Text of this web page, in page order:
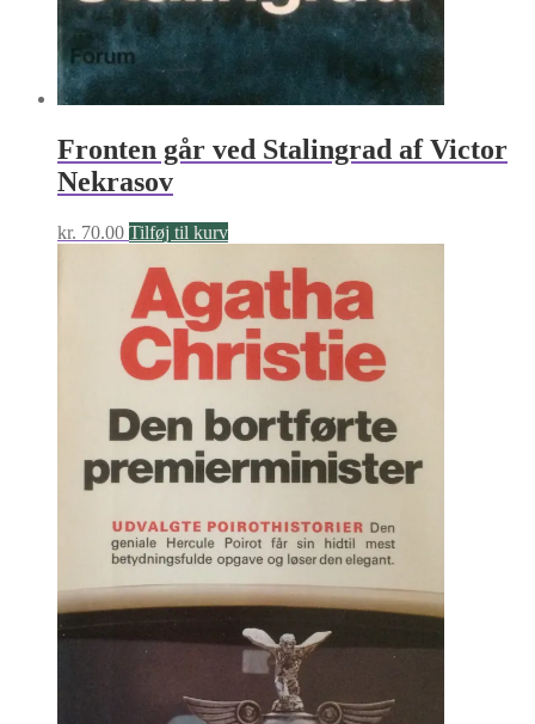
Fronten går ved Stalingrad af Victor
Nekrasov
kr. 70.00 Tilføj til kurv